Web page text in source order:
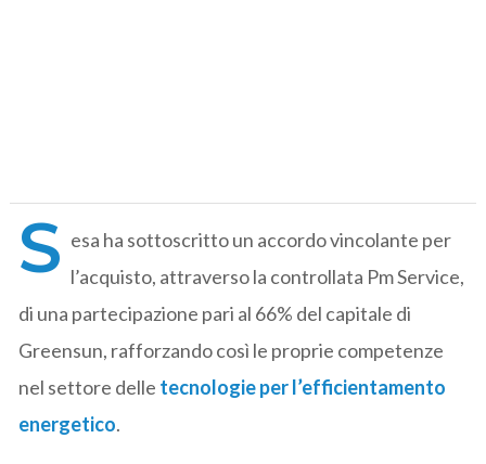
S esa ha sottoscritto un accordo vincolante per
l’acquisto, attraverso la controllata Pm Service,
di una partecipazione pari al 66% del capitale di
Greensun, rafforzando così le proprie competenze
nel settore delle tecnologie per l’efficientamento
energetico.